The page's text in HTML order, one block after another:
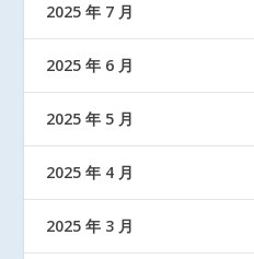
2025 年 7 月
2025 年 6 月
2025 年 5 月
2025 年 4 月
2025 年 3 月